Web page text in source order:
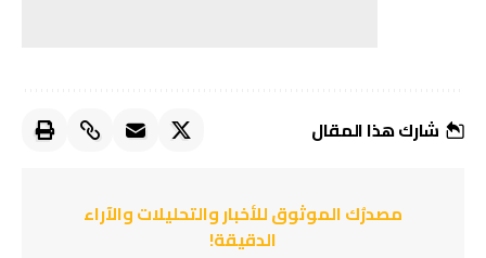
شارك هذا المقال
مصدرُك الموثوق للأخبار والتحليلات والآراء
الدقيقة!